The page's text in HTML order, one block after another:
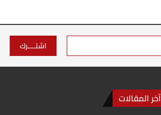
آخر المقالات